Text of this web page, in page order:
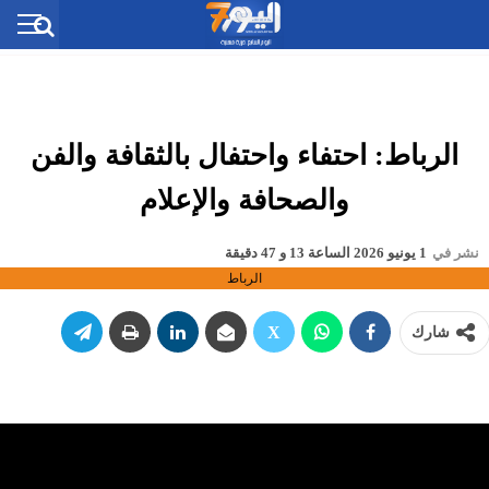
الرباط: احتفاء واحتفال بالثقافة والفن
والصحافة والإعلام
نشر في 1 يونيو 2026 الساعة 13 و 47 دقيقة
الرباط
شارك